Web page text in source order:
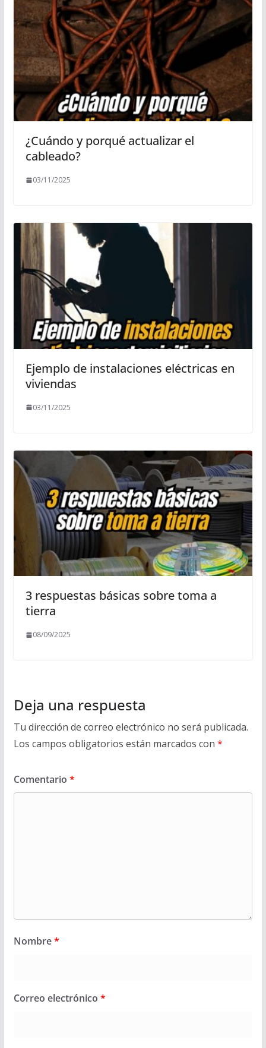
¿Cuándo y porqué actualizar el
cableado?
03/11/2025
Ejemplo de instalaciones eléctricas en
viviendas
03/11/2025
3 respuestas básicas sobre toma a
tierra
08/09/2025
Deja una respuesta
Tu dirección de correo electrónico no será publicada.
Los campos obligatorios están marcados con *
Comentario *
Nombre*
Correo electrónico *